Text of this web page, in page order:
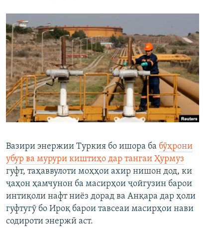
Вазири энержии Туркия бо ишора ба бӯҳрони
убур ва мурури киштиҳо дар тангаи Ҳурмуз
гуфт, таҳаввулоти моҳҳои ахир нишон дод, ки
ҷаҳон ҳамчунон ба масирҳои ҷойгузин барои
интиқоли нафт ниёз дорад ва Анқара дар ҳоли
гуфтугӯ бо Ироқ барои тавсеаи масирҳои нави
содироти энержӣ аст.